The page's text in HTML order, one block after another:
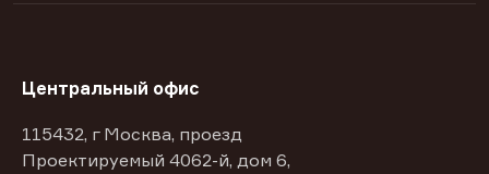
Центральный офис
115432, г Москва, проезд
Проектируемый 4062-й, дом 6,